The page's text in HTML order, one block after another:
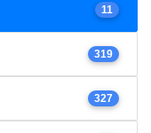
11
319
327